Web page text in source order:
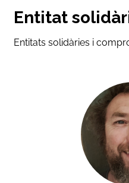
boscos
avantatges
satisfacció
ajuden a
professionals,
tangibles
nostre llegat
positiu del
Entitat
Entitats solidàries i